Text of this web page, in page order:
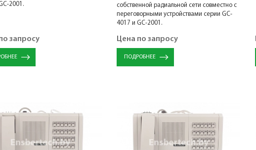
2001.
запросу
собственной радиальной сети совместно с
переговорными устройствами серии GC-
4017 и GC-2001.
Цена по запросу
ПОДРОБНЕЕ